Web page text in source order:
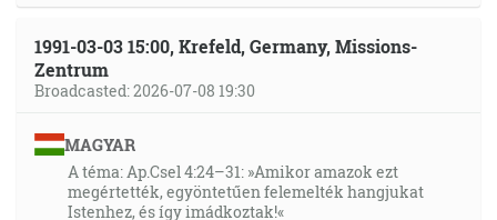
1991-03-03 15:00, Krefeld, Germany, Missions-
Zentrum
Broadcasted: 2026-07-08 19:30
MAGYAR
A téma: Ap.Csel 4:24–31: »Amikor amazok ezt
megértették, egyöntetűen felemelték hangjukat
Istenhez, és így imádkoztak!«